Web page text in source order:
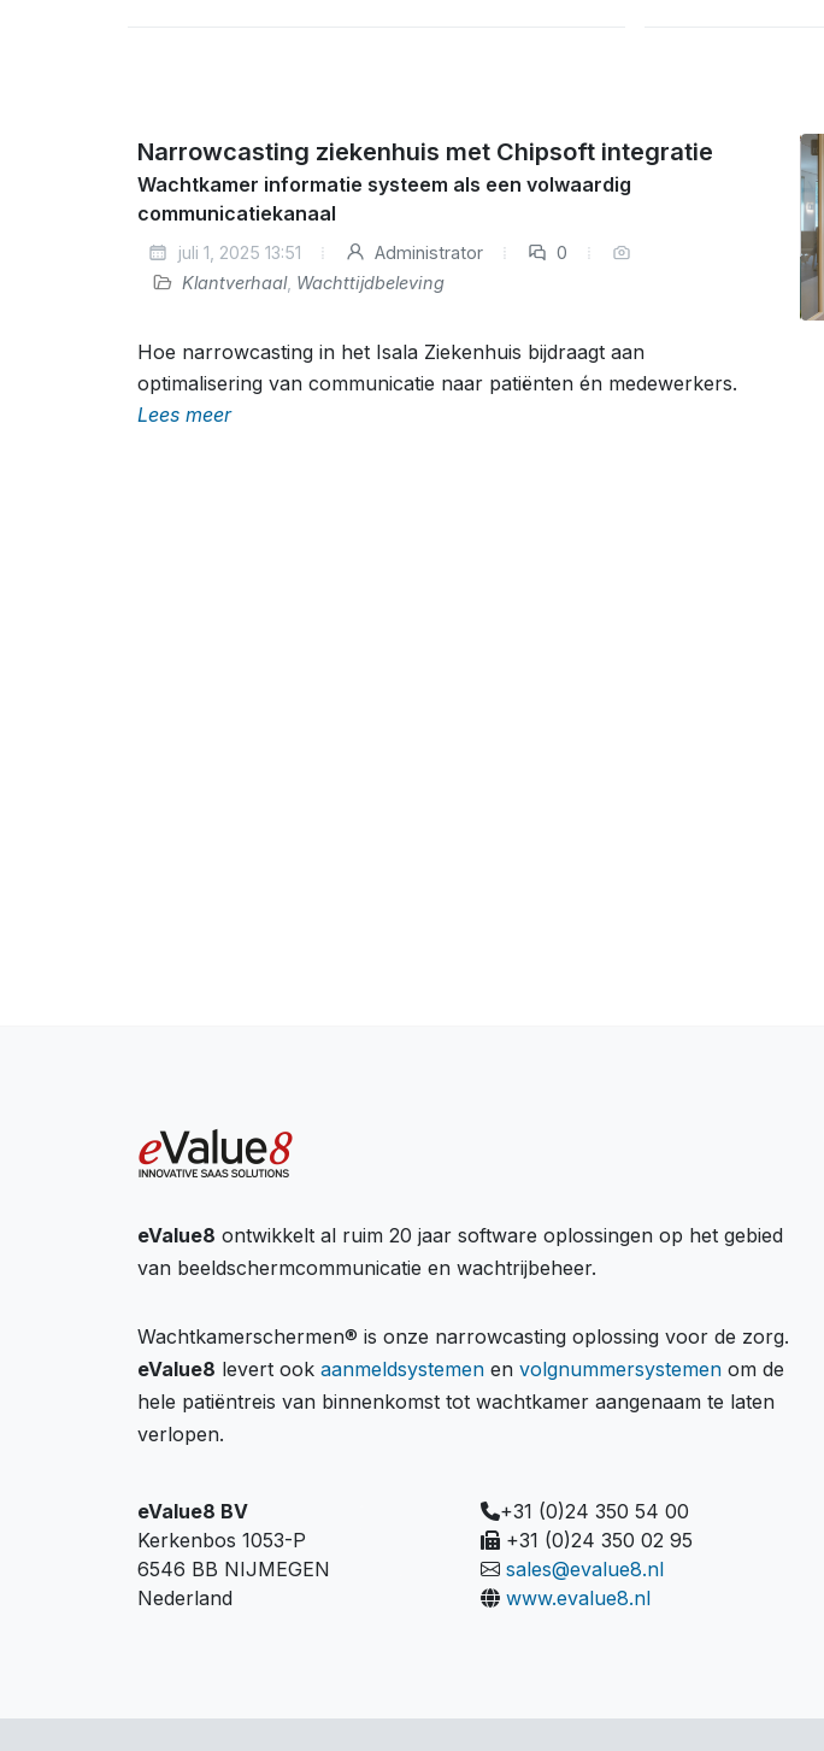
Narrowcasting ziekenhuis met Chipsoft integratie
Wachtkamer informatie systeem als een volwaardig
communicatiekanaal
juli 1, 2025 13:51 Administrator
0
Klantverhaal, Wachttijdbeleving
Hoe narrowcasting in het Isala Ziekenhuis bijdraagt aan
optimalisering van communicatie naar patiënten én medewerkers.
Lees meer
eValue8 ontwikkelt al ruim 20 jaar software oplossingen op het gebied
van beeldschermcommunicatie en wachtrijbeheer.
Wachtkamerschermen® is onze narrowcasting oplossing voor de zorg.
eValue8 levert ook aanmeldsystemen en volgnummersystemen om de
hele patiëntreis van binnenkomst tot wachtkamer aangenaam te laten
verlopen.
eValue8 BV
Kerkenbos 1053-P
6546 BB NIJMEGEN
Nederland
+31 (0)24 350 54 00
+31 (0)24 350 02 95
sales@evalue8.nl
www.evalue8.nl